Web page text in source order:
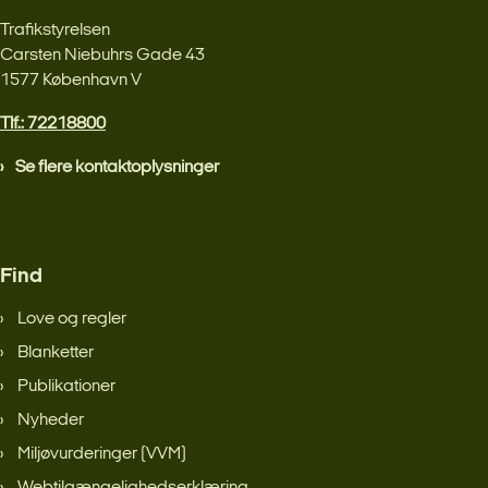
Trafikstyrelsen
Carsten Niebuhrs Gade 43
1577 København V
Tlf.: 72218800
Se flere kontaktoplysninger
Find
Love og regler
Blanketter
Publikationer
Nyheder
Miljøvurderinger (VVM)